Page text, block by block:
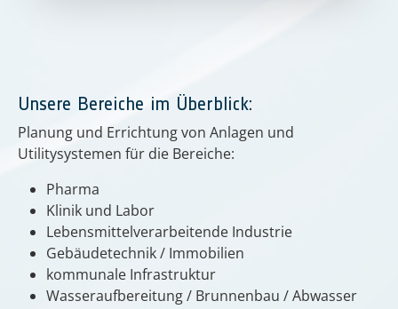
Unsere Bereiche im Überblick:
Planung und Errichtung von Anlagen und
Utilitysystemen für die Bereiche:
Pharma
Klinik und Labor
Lebensmittelverarbeitende Industrie
Gebäudetechnik / Immobilien
kommunale Infrastruktur
Wasseraufbereitung / Brunnenbau / Abwasser